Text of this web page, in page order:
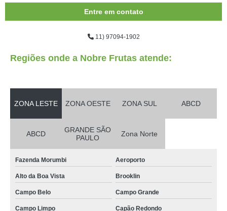
Entre em contato
11) 97094-1902
Regiões onde a Nobre Frutas atende:
ZONA LESTE ZONA OESTE ZONA SUL ABCD
ABCD
GRANDE SÃO
PAULO
Zona Norte
Fazenda Morumbi Aeroporto
Alto da Boa Vista Brooklin
Campo Belo Campo Grande
Campo Limpo Capão Redondo